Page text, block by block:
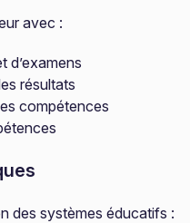
avec :
d’examens
résultats
compétences
des systèmes éducatifs :